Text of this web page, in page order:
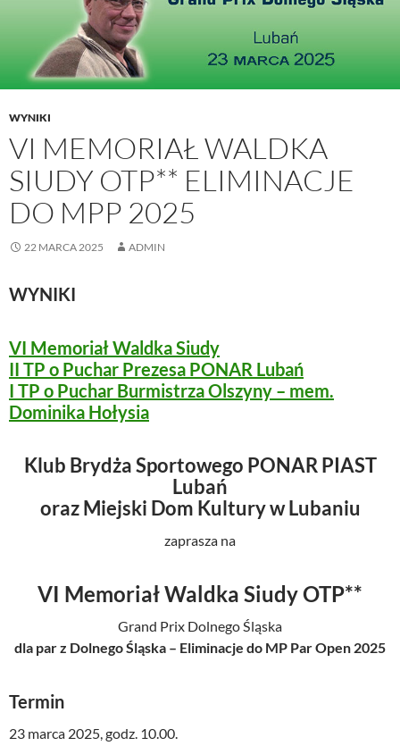
WYNIKI
VI MEMORIAŁ WALDKA
SIUDY OTP** ELIMINACJE
DO MPP 2025
22 MARCA 2025 ADMIN
WYNIKI
VI Memoriał Waldka Siudy
II TP o Puchar Prezesa PONAR Lubań
I TP o Puchar Burmistrza Olszyny – mem.
Dominika Hołysia
Klub Brydża Sportowego PONAR PIAST
Lubań
oraz Miejski Dom Kultury w Lubaniu
zaprasza na
VI Memoriał Waldka Siudy OTP**
Grand Prix Dolnego Śląska
dla par z Dolnego Śląska – Eliminacje do MP Par Open 2025
Termin
23 marca 2025, godz. 10.00.